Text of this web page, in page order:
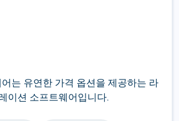
어는 유연한 가격 옵션을 제공하는 라
이션 소프트웨어입니다.